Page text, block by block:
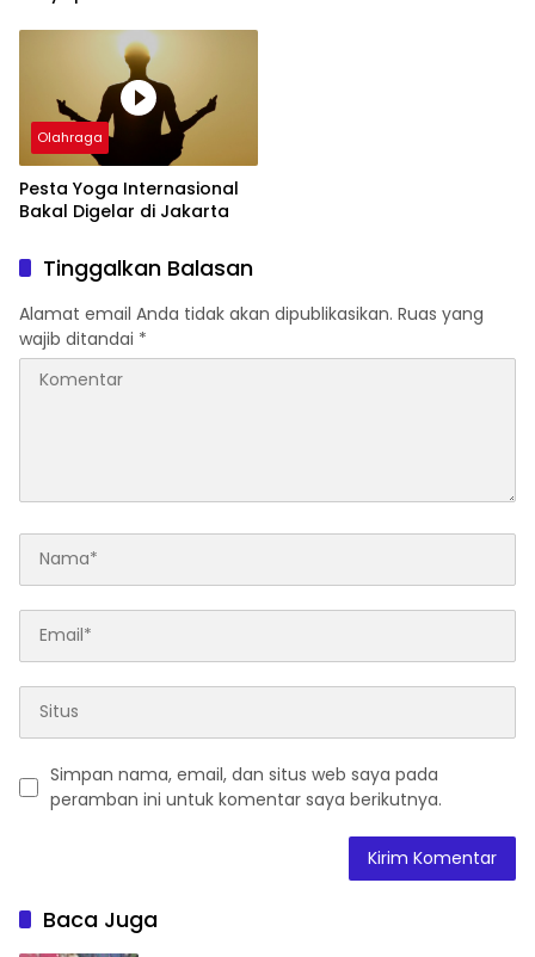
Olahraga
Pesta Yoga Internasional
Bakal Digelar di Jakarta
Tinggalkan Balasan
Alamat email Anda tidak akan dipublikasikan. Ruas yang
wajib ditandai *
Simpan nama, email, dan situs web saya pada
peramban ini untuk komentar saya berikutnya.
Baca Juga